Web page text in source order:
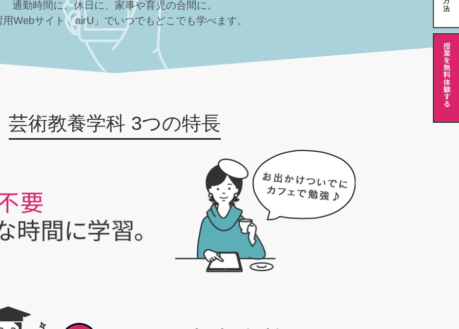
通勤時間に、休日に、家事や育児の合間に。
用Webサイト「airU」でいつでもどこでも学べます。
芸術教養学科 3つの特長